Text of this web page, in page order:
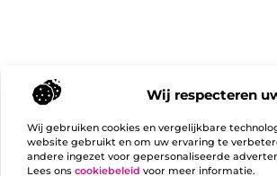
Wij respecteren
Wij gebruiken cookies en vergelijkbare
website gebruikt en om uw ervaring te
andere ingezet voor gepersonaliseerde
Lees ons cookiebeleid voor meer informatie.